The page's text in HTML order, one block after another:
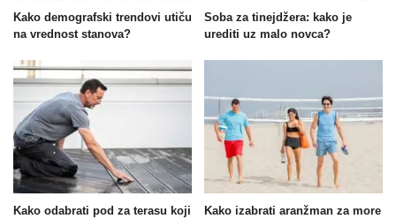
Kako demografski trendovi utiču
na vrednost stanova?
Soba za tinejdžera: kako je
urediti uz malo novca?
Kako odabrati pod za terasu koji
Kako izabrati aranžman za more